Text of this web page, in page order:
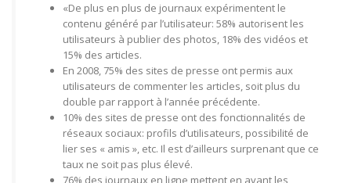
«De plus en plus de journaux expérimentent le
contenu généré par l’utilisateur: 58% autorisent les
utilisateurs à publier des photos, 18% des vidéos et
15% des articles.
En 2008, 75% des sites de presse ont permis aux
utilisateurs de commenter les articles, soit plus du
double par rapport à l’année précédente.
10% des sites de presse ont des fonctionnalités de
réseaux sociaux: profils d’utilisateurs, possibilité de
lier ses « amis », etc. Il est d’ailleurs surprenant que ce
taux ne soit pas plus élevé.
76% des journaux en ligne mettent en avant les